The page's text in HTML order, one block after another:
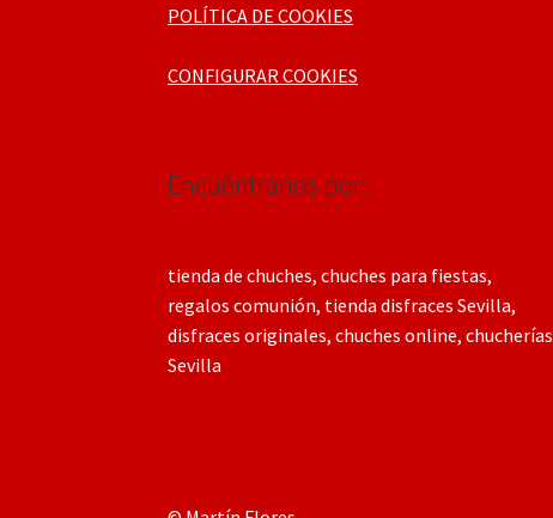
POLÍTICA DE COOKIES
CONFIGURAR COOKIES
Encuéntranos por:
tienda de chuches, chuches para fiestas,
regalos comunión, tienda disfraces Sevilla,
disfraces originales, chuches online, chucherías
Sevilla